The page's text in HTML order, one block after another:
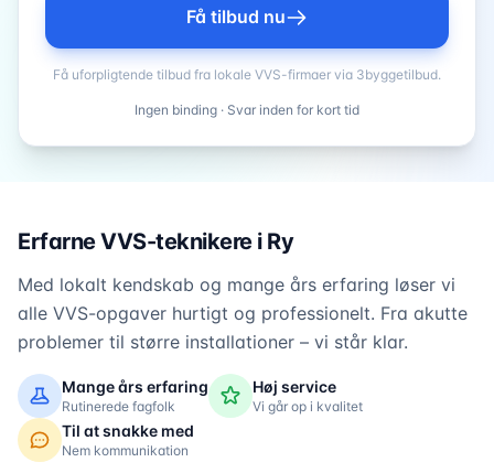
Få tilbud nu
Få uforpligtende tilbud fra lokale VVS-firmaer via 3byggetilbud.
Ingen binding · Svar inden for kort tid
Erfarne VVS-teknikere i Ry
Med lokalt kendskab og mange års erfaring løser vi
alle VVS-opgaver hurtigt og professionelt. Fra akutte
problemer til større installationer – vi står klar.
Mange års erfaring
Rutinerede fagfolk
Høj service
Vi går op i kvalitet
Til at snakke med
Nem kommunikation